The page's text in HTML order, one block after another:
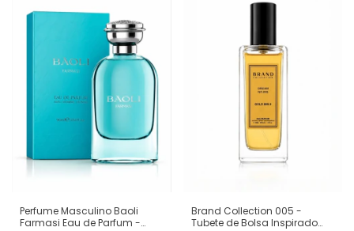
Perfume Masculino Baoli
Farmasi Eau de Parfum -
Brand Collection 005 -
Tubete de Bolsa Inspirado